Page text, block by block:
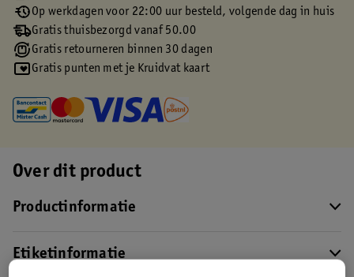
Op werkdagen voor 22:00 uur besteld, volgende dag in huis
Gratis thuisbezorgd vanaf 50.00
Gratis retourneren binnen 30 dagen
Gratis punten met je Kruidvat kaart
Over dit product
Productinformatie
Etiketinformatie